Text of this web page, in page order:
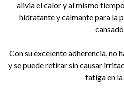
alivia el calor y al mismo
hidratante y calmante para la
Con su excelente adherencia, no
y se puede retirar sin causar
fatiga en la